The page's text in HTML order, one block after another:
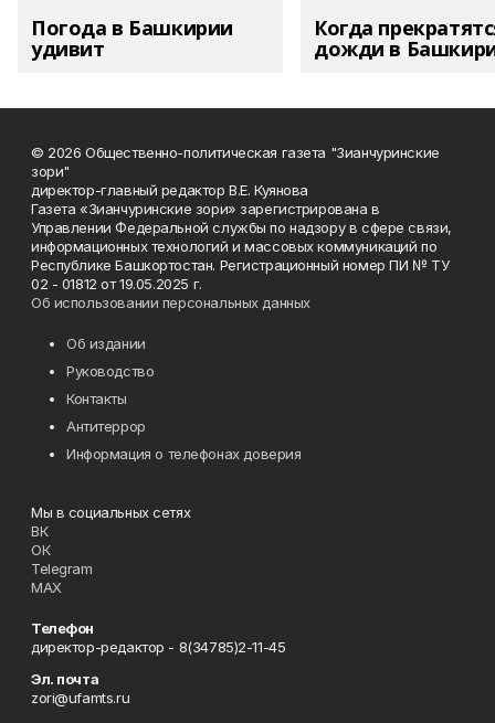
Погода в Башкирии
удивит
Когда
дожди в
© 2026 Общественно-политическая газета "Зианчуринские
зори"
директор-главный редактор В.Е. Куянова
Газета «Зианчуринские зори» зарегистрирована в
Управлении Федеральной службы по надзору в сфере связи,
информационных технологий и массовых коммуникаций по
Республике Башкортостан. Регистрационный номер ПИ № ТУ
02 - 01812 от 19.05.2025 г.
Об использовании персональных данных
Об издании
Руководство
Контакты
Антитеррор
Информация о телефонах доверия
Мы в социальных сетях
ВК
ОК
Telegram
MAX
Телефон
директор-редактор - 8(34785)2-11-45
Эл. почта
zori@ufamts.ru